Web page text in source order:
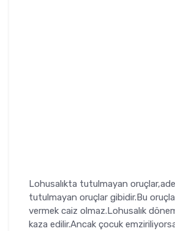
Lohusalıkta tutulmayan
tutulmayan oruçlar gibidir.Bu
vermek caiz olmaz.Lohusalık
kaza edilir.Ancak çocuk